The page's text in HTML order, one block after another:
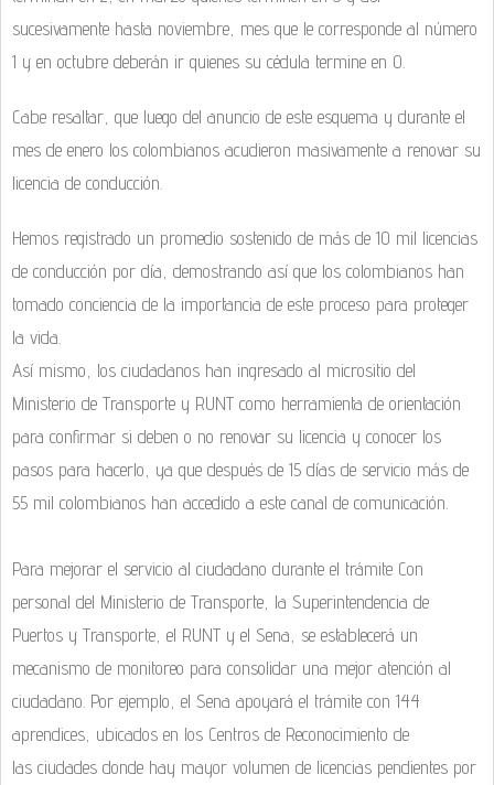
sucesivamente hasta noviembre, mes que le corresponde al número
1 y en octubre deberán ir quienes su cédula termine en 0.
Cabe resaltar, que luego del anuncio de este esquema y durante el
mes de enero los colombianos acudieron masivamente a renovar su
licencia de conducción.
Hemos registrado un promedio sostenido de más de 10 mil licencias
de conducción por día, demostrando así que los colombianos han
tomado conciencia de la importancia de este proceso para proteger
la vida.
Así mismo, los ciudadanos han ingresado al micrositio del
Ministerio de Transporte y RUNT como herramienta de orientación
para confirmar si deben o no renovar su licencia y conocer los
pasos para hacerlo, ya que después de 15 días de servicio más de
55 mil colombianos han accedido a este canal de comunicación.
Para mejorar el servicio al ciudadano durante el trámite Con
personal del Ministerio de Transporte, la Superintendencia de
Puertos y Transporte, el RUNT y el Sena, se establecerá un
mecanismo de monitoreo para consolidar una mejor atención al
ciudadano. Por ejemplo, el Sena apoyará el trámite con 144
aprendices, ubicados en los Centros de Reconocimiento de
las ciudades donde hay mayor volumen de licencias pendientes por